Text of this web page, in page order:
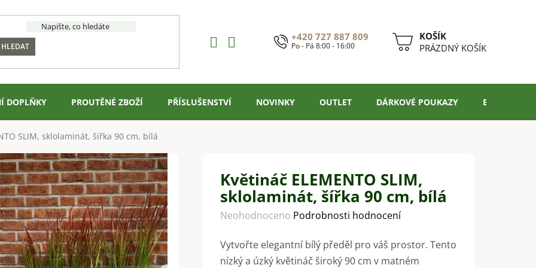
HLEDAT
+420 727 887 809
Po - Pá 8:00 - 16:00
NÁKUPNÍPRÁZDNÝ KOŠÍK
DOPLŇKY PROUTĚNÉ ZBOŽÍ PŘÍSLUŠENSTVÍ NOVINKY OUTLET DÁRKOVÉ POUKAZY BLOG
SLIM, sklolaminát, šířka 90 cm, bílá
Květináč ELEMENTO SLIM,
sklolaminát, šířka 90 cm, bílá
Průměrné
produktu
je
Neohodnoceno Podrobnosti hodnocení
Vytvořte elegantní bílý předěl pro váš prostor. Tento
nízký a úzký květináč široký 90 cm v matném